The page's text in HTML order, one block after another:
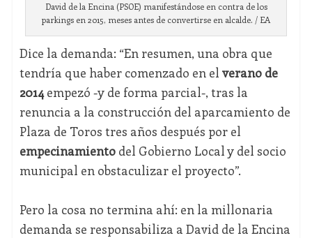
David de la Encina (PSOE) manifestándose en contra de los
parkings en 2015, meses antes de convertirse en alcalde. / EA
Dice la demanda: “En resumen, una obra que
tendría que haber comenzado en el verano de
2014empezó -y de forma parcial-, tras la
renuncia a la construcción del aparcamiento de
Plaza de Toros­ tres años después por el
empecinamientodel Gobierno Local y del socio
municipal en obstaculizar el proyecto”.
Pero la cosa no termina ahí: en la millonaria
demanda se responsabiliza a David de la Encina